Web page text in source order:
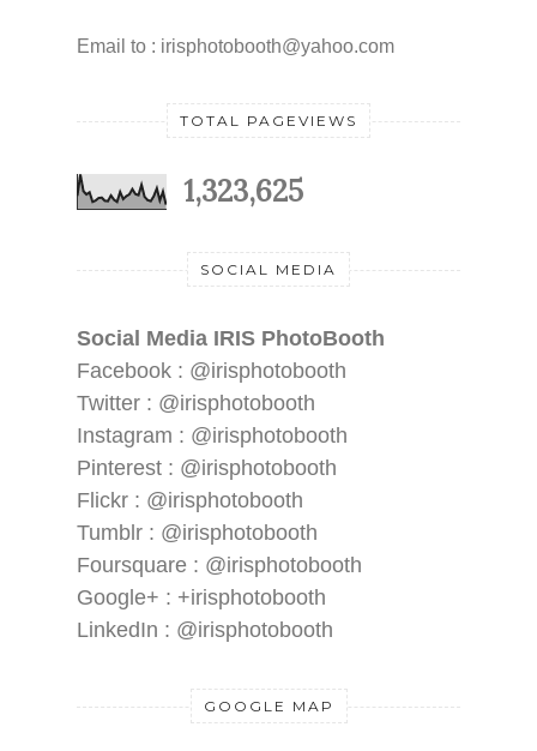
Email to : irisphotobooth@yahoo.com
TOTAL PAGEVIEWS
1,323,625
SOCIAL MEDIA
Social Media IRIS PhotoBooth
Facebook : @irisphotobooth
Twitter : @irisphotobooth
Instagram : @irisphotobooth
Pinterest : @irisphotobooth
Flickr : @irisphotobooth
Tumblr : @irisphotobooth
Foursquare : @irisphotobooth
Google+ : +irisphotobooth
LinkedIn : @irisphotobooth
GOOGLE MAP